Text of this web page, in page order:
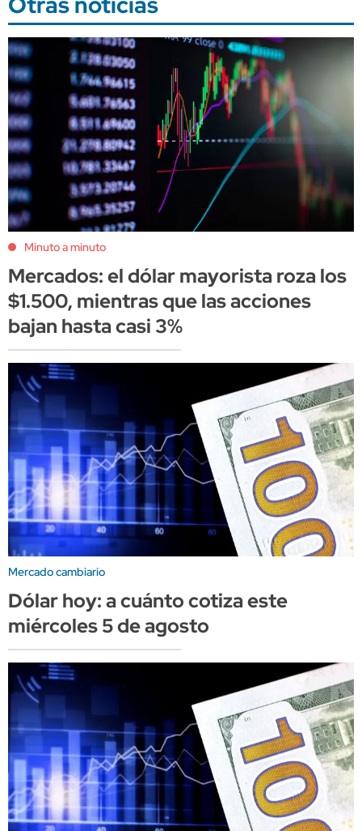
Minuto a minuto
Mercados: el dólar mayorista roza los
$1.500, mientras que las acciones
bajan hasta casi 3%
Mercado cambiario
Dólar hoy: a cuánto cotiza este
miércoles 5 de agosto